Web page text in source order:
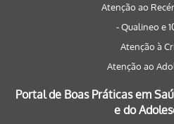
Atenção ao
- Qualineo e
Atenção à
Atenção ao
Portal de Boas Práticas em
e do